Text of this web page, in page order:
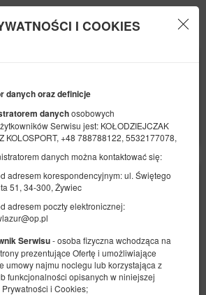
I COOKIES
danych oraz definicje
danychosobowych
Serwisu jest: KOŁODZIEJCZAK
KOLOSPORT, +48 788788122, 5532177078,
danych można kontaktować się:
adresem korespondencyjnym: ul. Świętego
51, 34-300, Żywiec
adresem poczty elektronicznej:
Serwisu- osoba fizyczna wchodząca na
prezentujące Ofertę i umożliwiające
umowy najmu noclegu lub korzystająca z
funkcjonalności opisanych w niniejszej
Prywatności i Cookies;
FILTRY